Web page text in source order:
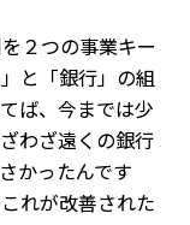
２つの事業キー
と「銀行」の組
ば、今までは少
わざ遠くの銀行
かったんです
れが改善された